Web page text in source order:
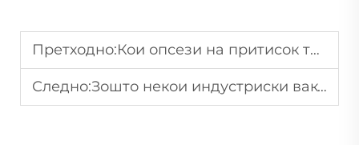
Претходно:Кои опсези на притисок треба да ги покриваат индустријалните воздушни вентилатори за производство на текстил?
Следно:Зошто некои индустриски вакуумски пумпи се опремени со антикорозивни премази во одредени индустрии?